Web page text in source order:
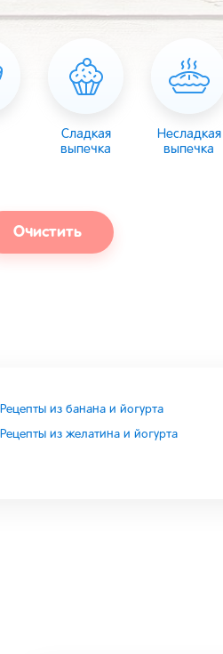
Сладкая
выпечка
Несладкая
выпечка
Очистить
Рецепты из банана и йогурта
Рецепты из желатина и йогурта